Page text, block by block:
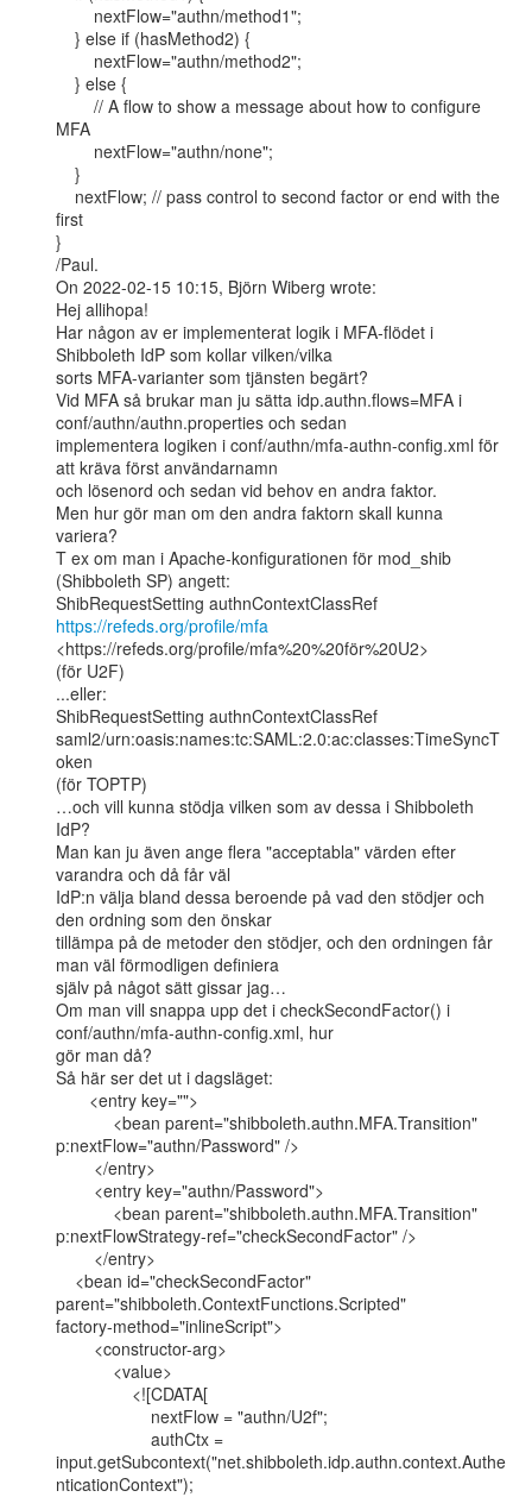
MFA
first
}
/Paul.
On 2022-02-15 10:15, Björn Wiberg wrote:
Hej allihopa!
Har någon av er implementerat logik i MFA-flödet i
Shibboleth IdP som kollar vilken/vilka
sorts MFA-varianter som tjänsten begärt?
Vid MFA så brukar man ju sätta idp.authn.flows=MFA i
conf/authn/authn.properties och sedan
implementera logiken i conf/authn/mfa-authn-config.xml för
att kräva först användarnamn
och lösenord och sedan vid behov en andra faktor.
Men hur gör man om den andra faktorn skall kunna
variera?
T ex om man i Apache-konfigurationen för mod_shib
(Shibboleth SP) angett:
https://refeds.org/profile/mfa
<https://refeds.org/profile/mfa%20%20för%20U2>
(för U2F)
...eller:
ShibRequestSetting authnContextClassRef
saml2/urn:oasis:names:tc:SAML:2.0:ac:classes:TimeSyncT
oken
(för TOPTP)
…och vill kunna stödja vilken som av dessa i Shibboleth
IdP?
Man kan ju även ange flera "acceptabla" värden efter
varandra och då får väl
IdP:n välja bland dessa beroende på vad den stödjer och
den ordning som den önskar
tillämpa på de metoder den stödjer, och den ordningen får
man väl förmodligen definiera
själv på något sätt gissar jag…
Om man vill snappa upp det i checkSecondFactor() i
conf/authn/mfa-authn-config.xml, hur
gör man då?
Så här ser det ut i dagsläget:
p:nextFlow="authn/Password" />
p:nextFlowStrategy-ref="checkSecondFactor" />
parent="shibboleth.ContextFunctions.Scripted"
factory-method="inlineScript">
input.getSubcontext("net.shibboleth.idp.authn.context.Authe
nticationContext");